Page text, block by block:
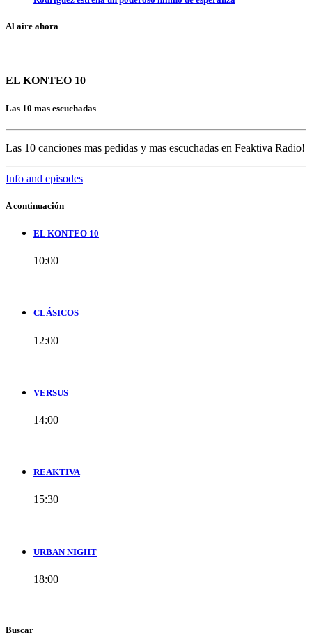
Al aire ahora
EL KONTEO 10
Las 10 mas escuchadas
Las 10 canciones mas pedidas y mas escuchadas en Feaktiva Radio!
Info and episodes
A continuación
EL KONTEO 10
10:00
CLÁSICOS
12:00
VERSUS
14:00
REAKTIVA
15:30
URBAN NIGHT
18:00
Buscar